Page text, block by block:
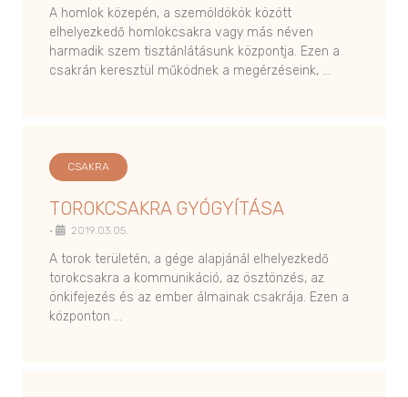
A homlok közepén, a szemöldökök között
elhelyezkedő homlokcsakra vagy más néven
harmadik szem tisztánlátásunk központja. Ezen a
csakrán keresztül működnek a megérzéseink, …
CSAKRA
TOROKCSAKRA GYÓGYÍTÁSA
• 2019.03.05.
A torok területén, a gége alapjánál elhelyezkedő
torokcsakra a kommunikáció, az ösztönzés, az
önkifejezés és az ember álmainak csakrája. Ezen a
központon …